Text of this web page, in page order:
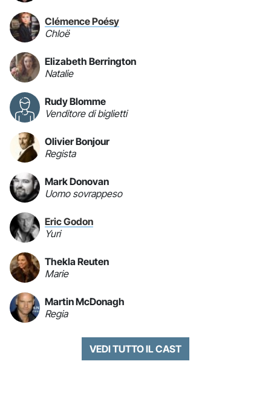
Clémence Poésy
Chloë
Elizabeth Berrington
Natalie
Rudy Blomme
Venditore di biglietti
Olivier Bonjour
Regista
Mark Donovan
Uomo sovrappeso
Eric Godon
Yuri
Thekla Reuten
Marie
Martin McDonagh
Regia
VEDI TUTTO IL CAST